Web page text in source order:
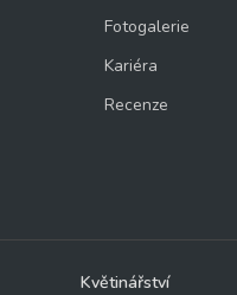
Fotogalerie
Kariéra
Recenze
Květinářství